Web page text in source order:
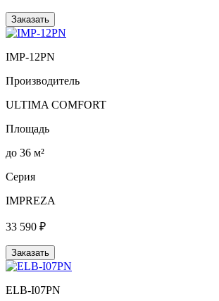
Заказать
IMP-12PN
Производитель
ULTIMA COMFORT
Площадь
до 36 м²
Серия
IMPREZA
33 590 ₽
Заказать
ELB-I07PN